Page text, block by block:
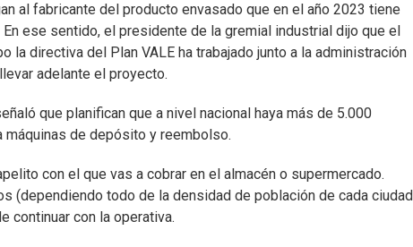
al fabricante del producto envasado que en el año 2023 tiene
ese sentido, el presidente de la gremial industrial dijo que el
la directiva del Plan VALE ha trabajado junto a la administración
adelante el proyecto.
que planifican que a nivel nacional haya más de 5.000
de depósito y reembolso.
con el que vas a cobrar en el almacén o supermercado.
todo de la densidad de población de cada ciudad
continuar con la operativa.